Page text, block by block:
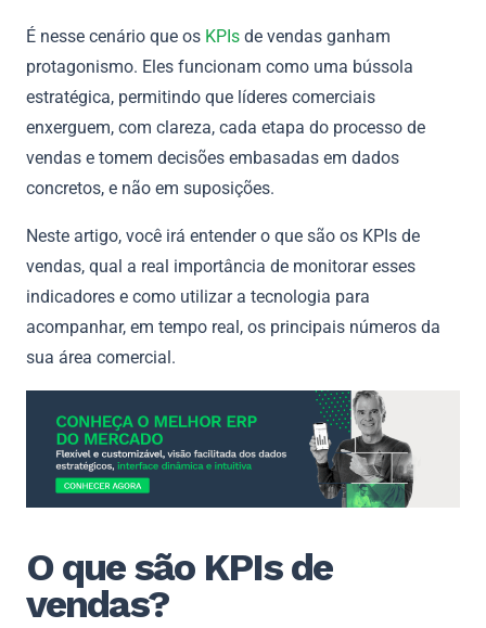
É nesse cenário que os KPIs de vendas ganham
protagonismo. Eles funcionam como uma bússola
estratégica, permitindo que líderes comerciais
enxerguem, com clareza, cada etapa do processo de
vendas e tomem decisões embasadas em dados
concretos, e não em suposições.
Neste artigo, você irá entender o que são os KPIs de
vendas, qual a real importância de monitorar esses
indicadores e como utilizar a tecnologia para
acompanhar, em tempo real, os principais números da
sua área comercial.
O que são KPIs de
vendas?